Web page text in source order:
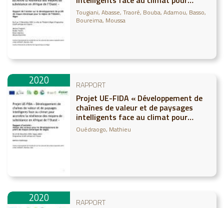
accroitre la résilience des moyens de
subsistance en Afrique de l’Ouest »
Tougiani, Abasse Traoré, Bouba Adamou, Basso
Boureima, Moussa
2020 RAPPORT
Projet UE-FIDA « Développement de
chaînes de valeur et de paysages
intelligents face au climat pour
accroitre la résilience des moyens de
subsistance en Afrique de l’Ouest »
Ouédraogo, Mathieu
2020 RAPPORT